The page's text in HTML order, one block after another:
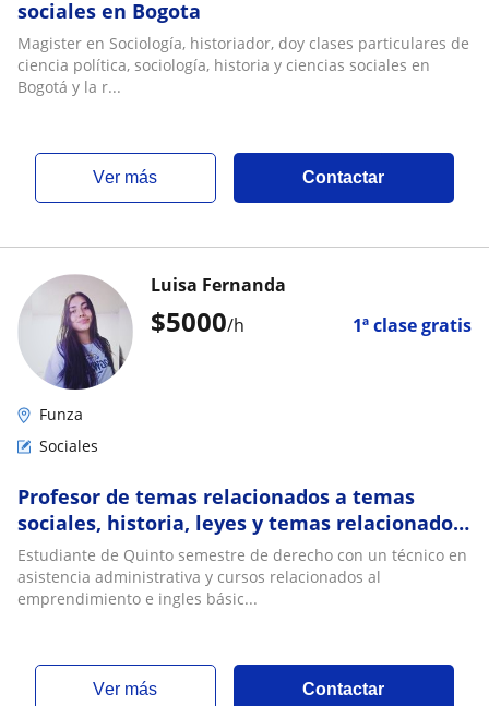
sociales en Bogota
Magister en Sociología, historiador, doy clases particulares de
ciencia política, sociología, historia y ciencias sociales en
Bogotá y la r...
ver más Contactar
$5000/h 1ª clase gratis
Luisa Fernanda
Funza
Sociales
Profesor de temas relacionados a temas
sociales, historia, leyes y temas relacionados
al derecho
Estudiante de Quinto semestre de derecho con un técnico en
asistencia administrativa y cursos relacionados al
emprendimiento e ingles básic...
ver más Contactar